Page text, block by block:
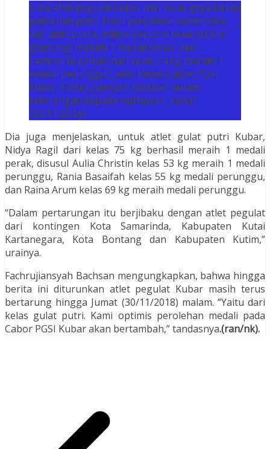
Lima atlet pegulat Kubar dari kelas gaya bebas
putra dan putri. Hasil perolehan sementara
dari atlet putra, Aditya Saputra kelas 50 kilo
gram (kg) meraih 1 medali emas, dan
Fachroirul Zaman dari kelas 74 kg meraih 1
medali perunggu,” jelas Ketua Cabor PGSI
Kubar, Fachrujiansyah Bachsan dalam
keterangan kepada wartawan, Jumat
(30/11/2018).
Dia juga menjelaskan, untuk atlet gulat putri Kubar,
Nidya Ragil dari kelas 75 kg berhasil meraih 1 medali
perak, disusul Aulia Christin kelas 53 kg meraih 1 medali
perunggu, Rania Basaifah kelas 55 kg medali perunggu,
dan Raina Arum kelas 69 kg meraih medali perunggu.
“Dalam pertarungan itu berjibaku dengan atlet pegulat
dari kontingen Kota Samarinda, Kabupaten Kutai
Kartanegara, Kota Bontang dan Kabupaten Kutim,”
urainya.
Fachrujiansyah Bachsan mengungkapkan, bahwa hingga
berita ini diturunkan atlet pegulat Kubar masih terus
bertarung hingga Jumat (30/11/2018) malam. “Yaitu dari
kelas gulat putri. Kami optimis perolehan medali pada
Cabor PGSI Kubar akan bertambah,” tandasnya.(ran/nk).